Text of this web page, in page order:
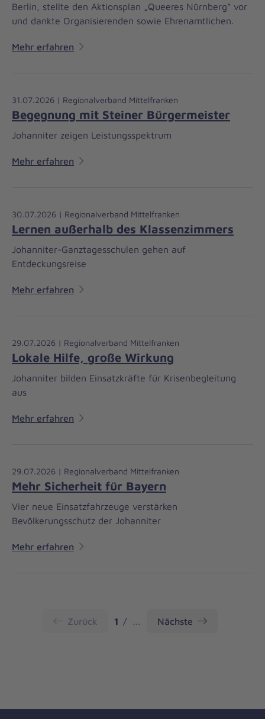
Berlin, stellte den Aktionsplan „Queeres Nürnberg“ vor
und dankte Organisierenden sowie Ehrenamtlichen.
Mehr erfahren
31.07.2026 | Regionalverband Mittelfranken
Begegnung mit Steiner Bürgermeister
Johanniter zeigen Leistungsspektrum
Mehr erfahren
30.07.2026 | Regionalverband Mittelfranken
Lernen außerhalb des Klassenzimmers
Johanniter-Ganztagesschulen gehen auf
Entdeckungsreise
Mehr erfahren
29.07.2026 | Regionalverband Mittelfranken
Lokale Hilfe, große Wirkung
Johanniter bilden Einsatzkräfte für Krisenbegleitung
aus
Mehr erfahren
29.07.2026 | Regionalverband Mittelfranken
Mehr Sicherheit für Bayern
Vier neue Einsatzfahrzeuge verstärken
Bevölkerungsschutz der Johanniter
Mehr erfahren
Zurück Seite
1 … Nächste